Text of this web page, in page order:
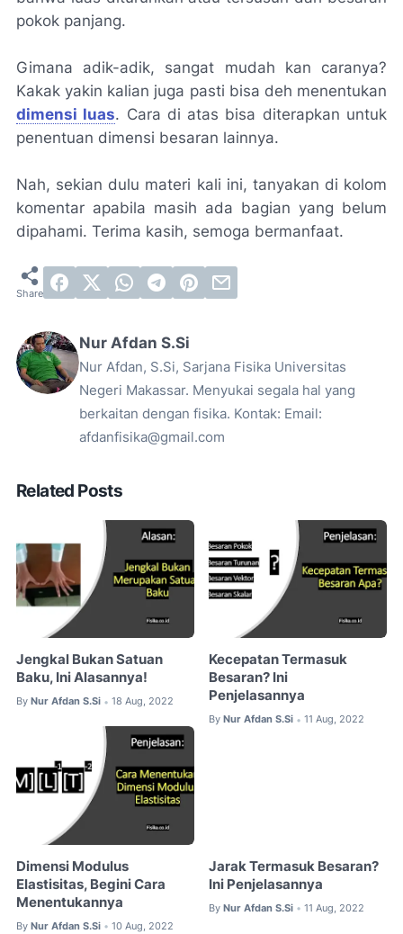
pokok panjang.
Gimana adik-adik, sangat mudah kan caranya?
Kakak yakin kalian juga pasti bisa deh menentukan
dimensi luas. Cara di atas bisa diterapkan untuk
penentuan dimensi besaran lainnya.
Nah, sekian dulu materi kali ini, tanyakan di kolom
komentar apabila masih ada bagian yang belum
dipahami. Terima kasih, semoga bermanfaat.
Nur Afdan S.Si
Nur Afdan, S.Si, Sarjana Fisika Universitas
Negeri Makassar. Menyukai segala hal yang
berkaitan dengan fisika. Kontak: Email:
afdanfisika@gmail.com
Related Posts
Jengkal Bukan Satuan
Baku, Ini Alasannya!
By Nur Afdan S.Si • 18 Aug, 2022
Kecepatan Termasuk
Besaran? Ini
Penjelasannya
By Nur Afdan S.Si • 11 Aug, 2022
Dimensi Modulus
Elastisitas, Begini Cara
Menentukannya
By Nur Afdan S.Si • 10 Aug, 2022
Jarak Termasuk Besaran?
Ini Penjelasannya
By Nur Afdan S.Si • 11 Aug, 2022